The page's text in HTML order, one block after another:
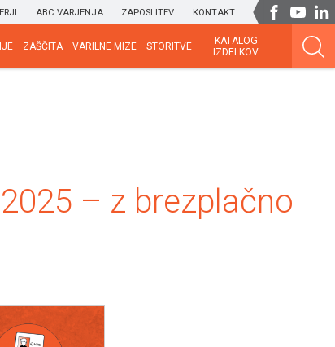
ABC VARJENJA ZAPOSLITEV KONTAKT
ZAŠČITA VARILNE MIZE STORITVE
KATALOG
IZDELKOV
– z brezplačno